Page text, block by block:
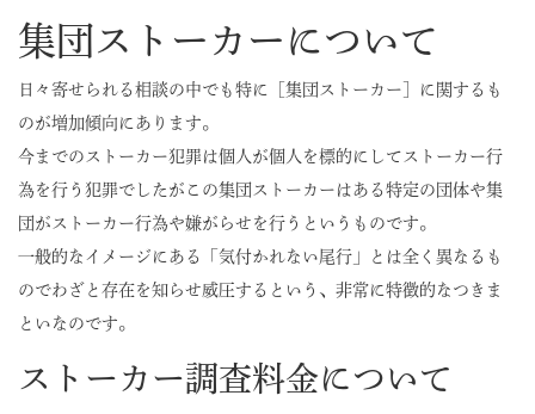
集団ストーカーについて
日々寄せられる相談の中でも特に［集団ストーカー］に関するも
のが増加傾向にあります。
今までのストーカー犯罪は個人が個人を標的にしてストーカー行
為を行う犯罪でしたがこの集団ストーカーはある特定の団体や集
団がストーカー行為や嫌がらせを行うというものです。
一般的なイメージにある「気付かれない尾行」とは全く異なるも
のでわざと存在を知らせ威圧するという、非常に特徴的なつきま
といなのです。
ストーカー調査料金について